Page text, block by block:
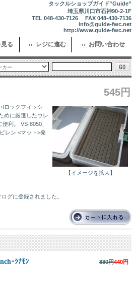
タックルショップガイド”Guide”
埼玉県川口市石神90-2-1F
TEL 048-430-7126 FAX 048-430-7136
info@guide-fwc.net
http://www.guide-fwc.net
る レジに進む お問い合わせ
545円
【イメージを拡大】
!ロックフィッシ
めに厳選したウレ
利。 VS-8050、
レン <マット>発
グに登録されました。
･ｼﾅﾓﾝ 880円440円